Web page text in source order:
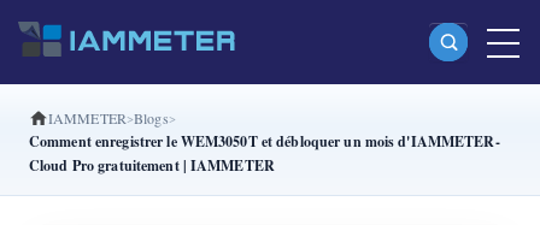
Produits
IAMMETER Blogs
Comment enregistrer le WEM3050T et débloquer un mois d'IAMMETER-
Cloud Pro gratuitement | IAMMETER